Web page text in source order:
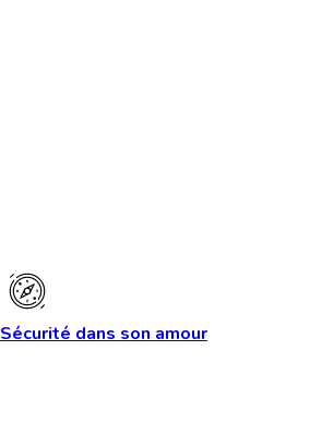
Sécurité dans son amour